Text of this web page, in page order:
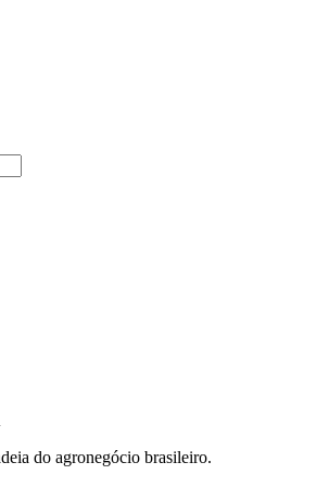
do agronegócio brasileiro.